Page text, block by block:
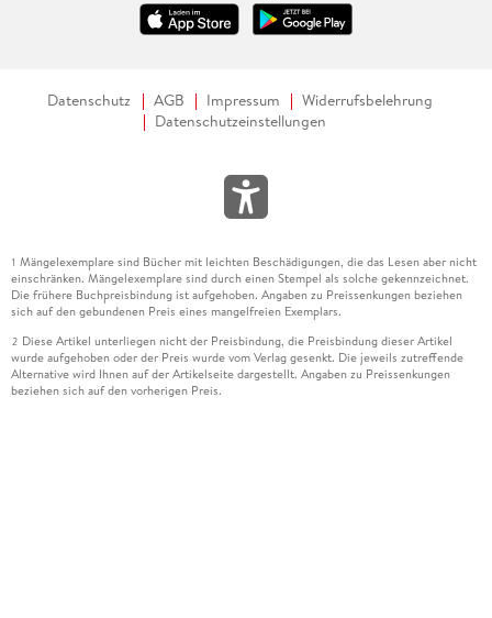
Datenschutz AGB Impressum
Widerrufsbelehrung
Datenschutzeinstellungen
1 Mängelexemplare sind Bücher mit leichten Beschädigungen, die das Lesen aber nicht
einschränken. Mängelexemplare sind durch einen Stempel als solche gekennzeichnet.
Die frühere Buchpreisbindung ist aufgehoben. Angaben zu Preissenkungen beziehen
sich auf den gebundenen Preis eines mangelfreien Exemplars.
2 Diese Artikel unterliegen nicht der Preisbindung, die Preisbindung dieser Artikel
wurde aufgehoben oder der Preis wurde vom Verlag gesenkt. Die jeweils zutreffende
Alternative wird Ihnen auf der Artikelseite dargestellt. Angaben zu Preissenkungen
beziehen sich auf den vorherigen Preis.